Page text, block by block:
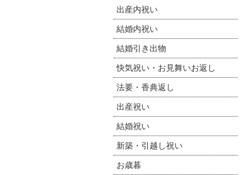
出産内祝い
結婚内祝い
結婚引き出物
快気祝い・お見舞いお返し
法要・香典返し
出産祝い
結婚祝い
新築・引越し祝い
お歳暮